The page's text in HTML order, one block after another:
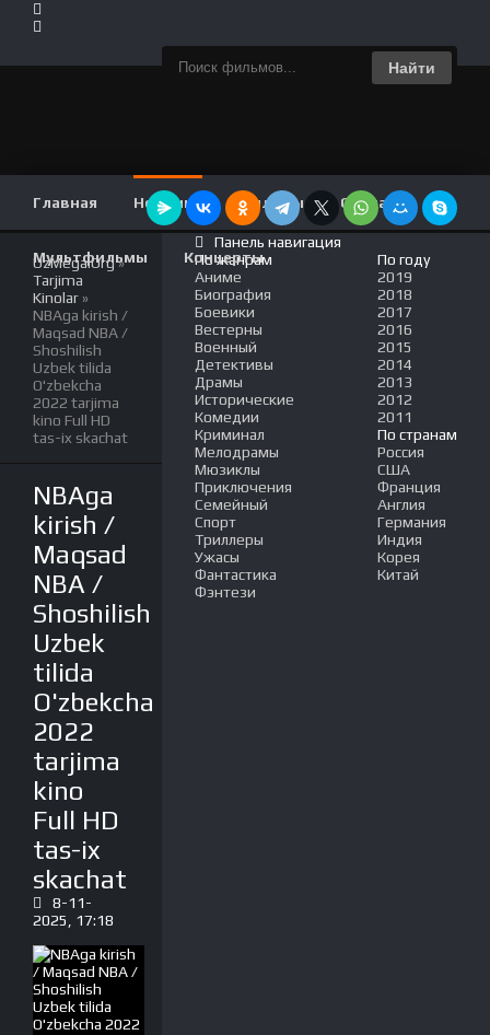
Найти
Главная Новинки Фильмы Сериалы
Мультфильмы Концерты
UzMega.Org»
Tarjima
Kinolar »
NBAga kirish /
Maqsad NBA /
Shoshilish
Uzbek tilida
O'zbekcha
2022 tarjima
kino Full HD
tas-ix skachat
NBAga
kirish /
Maqsad
NBA /
Shoshilish
Uzbek
tilida
O'zbekcha
2022
tarjima
kino
Full HD
tas-ix
skachat
8-11-
2025, 17:18
Панель навигация
По жанрам
Аниме
Биография
Боевики
Вестерны
Военный
Детективы
Драмы
Исторические
Комедии
Криминал
Мелодрамы
Мюзиклы
Приключения
Семейный
Спорт
Триллеры
Ужасы
Фантастика
Фэнтези
По году
2019
2018
2017
2016
2015
2014
2013
2012
2011
По странам
Россия
США
Франция
Англия
Германия
Индия
Корея
Китай